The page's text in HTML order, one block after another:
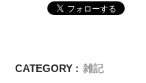
CATEGORY : 雑記